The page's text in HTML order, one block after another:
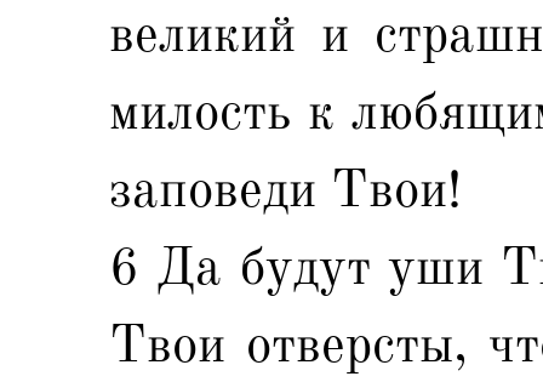
великий и
милость к
заповеди Твои!
6 Да будут уши
Твои отверсты,